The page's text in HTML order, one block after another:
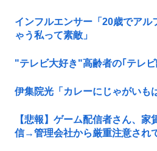
インフルエンサー「20歳でアル
ゃう私って素敵」
"テレビ大好き"高齢者の｢テレ
伊集院光「カレーにじゃがいも
【悲報】ゲーム配信者さん、
信→管理会社から厳重注意され